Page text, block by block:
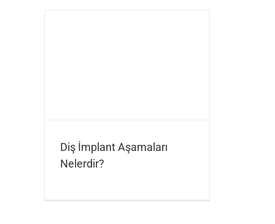
Diş İmplant Aşamaları
Nelerdir?